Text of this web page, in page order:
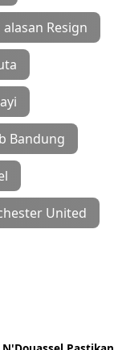
alasan Resign
Bandung
United